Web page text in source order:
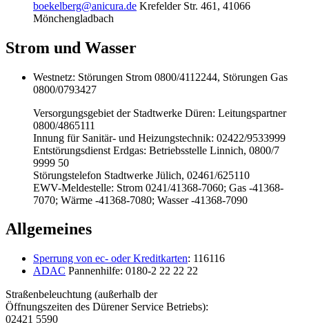
boekelberg@anicura.de Krefelder Str. 461, 41066
Mönchengladbach
Strom und Wasser
Westnetz: Störungen Strom 0800/4112244, Störungen Gas
0800/0793427
Versorgungsgebiet der Stadtwerke Düren: Leitungspartner
0800/4865111
Innung für Sanitär- und Heizungstechnik: 02422/9533999
Entstörungsdienst Erdgas: Betriebsstelle Linnich, 0800/7
9999 50
Störungstelefon Stadtwerke Jülich, 02461/625110
EWV-Meldestelle: Strom 0241/41368-7060; Gas -41368-
7070; Wärme -41368-7080; Wasser -41368-7090
Allgemeines
Sperrung von ec- oder Kreditkarten: 116116
ADAC Pannenhilfe: 0180-2 22 22 22
Straßenbeleuchtung (außerhalb der
Öffnungszeiten des Dürener Service Betriebs):
02421 5590